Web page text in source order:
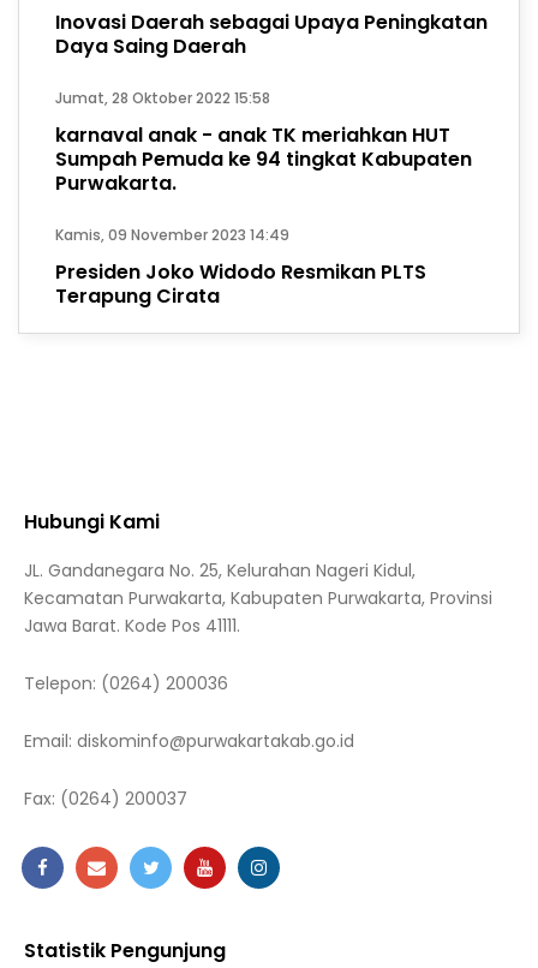
Inovasi Daerah sebagai Upaya Peningkatan
Daya Saing Daerah
Jumat, 28 Oktober 2022 15:58
karnaval anak - anak TK meriahkan HUT
Sumpah Pemuda ke 94 tingkat Kabupaten
Purwakarta.
Kamis, 09 November 2023 14:49
Presiden Joko Widodo Resmikan PLTS
Terapung Cirata
Hubungi Kami
JL. Gandanegara No. 25, Kelurahan Nageri Kidul,
Kecamatan Purwakarta, Kabupaten Purwakarta, Provinsi
Jawa Barat. Kode Pos 41111.
Telepon: (0264) 200036
Email: diskominfo@purwakartakab.go.id
Fax: (0264) 200037
Statistik Pengunjung